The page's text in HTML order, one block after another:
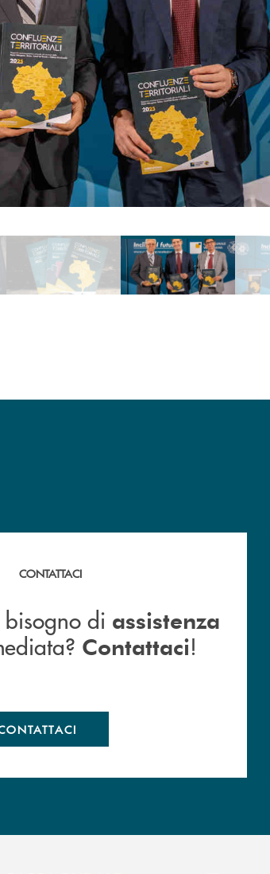
di assistenza immediata? Contattaci !
CONTATTACI
di assistenza
Contattaci!